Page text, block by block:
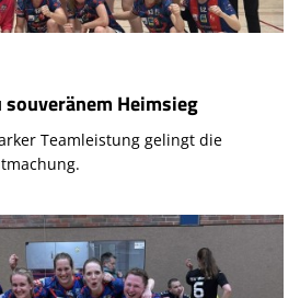
Heimsieg
Teamleistung gelingt die